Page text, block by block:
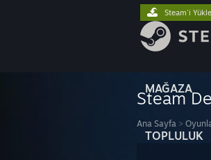
MAĞAZA
TOPLULUK
Steam'i
Steam
Ana Sayfa >